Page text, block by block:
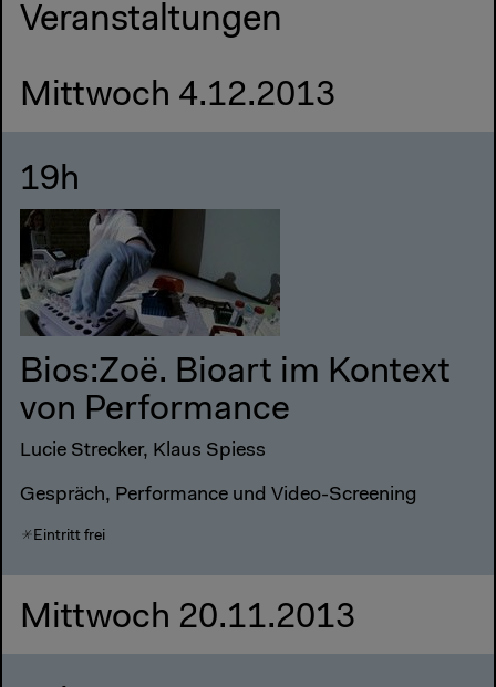
Veranstaltungen
Mittwoch 4.12.2013
19h
Bios:Zoë. Bioart im Kontext
von Performance
Lucie Strecker, Klaus Spiess
Gespräch, Performance und Video-Screening
Eintritt frei
Mittwoch 20.11.2013